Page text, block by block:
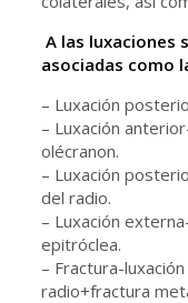
A las luxaciones
asociadas como
– Luxación
– Luxación
olécranon.
– Luxación
del radio.
– Luxación
epitróclea.
– Fractura-
radio+fractura